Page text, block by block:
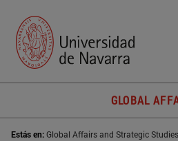
GLOBAL
Estás en:Global Affairs and Strategic Studies